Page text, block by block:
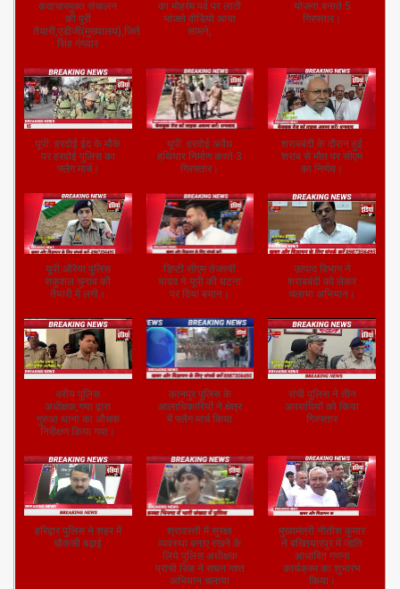
कदाचारमुक्त संचालन
की पूरी
तैयारी,एडीजी(मुख्यालय),जितेंद्र
सिंह गंगवार
का मोहर्रम पर्व पर लाठी
भांजते वीडियो आया
सामने,
योजना बनाते 5
गिरफ्तार।
यूपी: हरदोई ईद के मौके
पर हरदोई पुलिस का
फ्लैग मार्च।
यूपी: हरदोई अवैध
हथियार निर्माण करते 3
गिरफ्तार।
शराबबंदी के दौरान हुई
शराब से मौत पर सीएम
का निर्णय।
यूपी:औरैया पुलिस
सकुशल चुनाव की
तैयारी में लगी।
डिप्टी सीएम तेजस्वी
यादव ने यूपी की घटना
पर दिया बयान।
उत्पाद विभाग ने
शराबबंदी को लेकर
चलाया अभियान।
वरीय पुलिस
अधीक्षक,गया द्वारा
गुरुआ थाना का औचक
निरीक्षण किया गया।
कानपुर पुलिस के
आलाधिकारियों ने क्षेत्र
में फ्लैग मार्च किया
रांची पुलिस ने तीन
अपराधियों को किया
गिरफ्तार
हरिद्वार पुलिस ने शहर में
चौकसी बढ़ाई
श्रावस्ती में सुरक्षा
व्यवस्था बनाए रखने के
लिये पुलिस अधीक्षक
प्राची सिंह ने सघन गश्त
अभियान चलाया
मुख्यमंत्री नीतीश कुमार
ने बख्तियारपुर में जाति
आधारित गणना
कार्यक्रम का शुभारंभ
किया।